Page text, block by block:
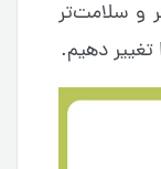
و سلامت‌تر
دهیم.